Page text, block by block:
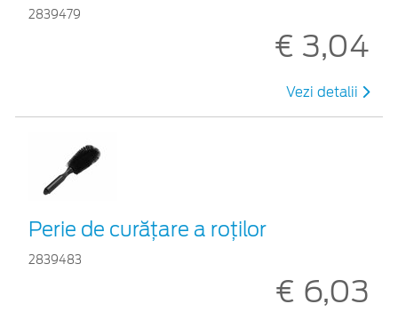
2839479
€ 3,04
Vezi detalii
Perie de curățare a roților
2839483
€ 6,03